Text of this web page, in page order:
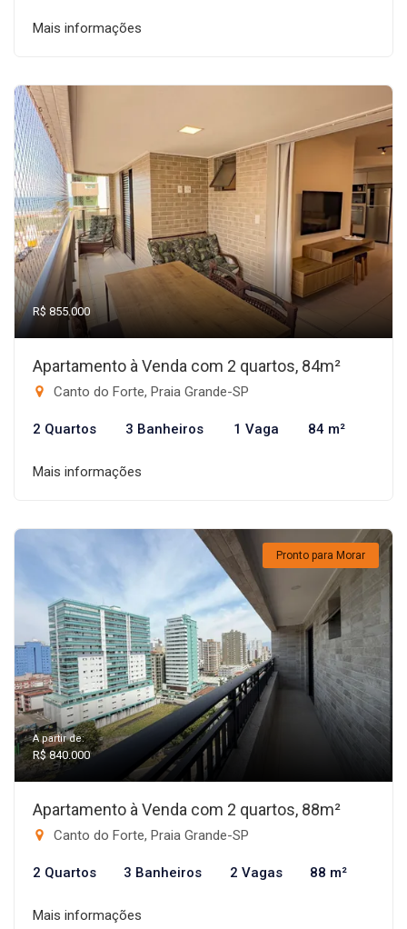
Mais informações
R$ 855.000
Apartamento à Venda com 2 quartos, 84m²
Canto do Forte, Praia Grande-SP
2 Quartos 3 Banheiros 1 Vaga 84 m²
Mais informações
Pronto para Morar
A partir de:
R$ 840.000
Apartamento à Venda com 2 quartos, 88m²
Canto do Forte, Praia Grande-SP
2 Quartos 3 Banheiros 2 Vagas 88 m²
Mais informações